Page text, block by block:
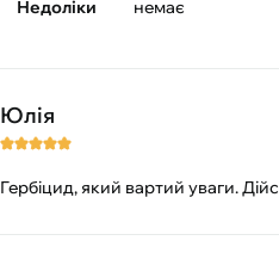
Недоліки немає
Юлія
Гербіцид, який вартий уваги.